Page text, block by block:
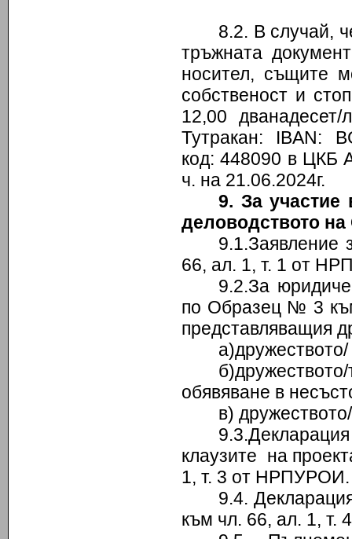
8.2. В случай,
тръжната
носител, същите
собственост и
12,00
Тутракан: IBAN:
код: 448090 в ЦКБ
ч. на 21.06.2024г.
9. За участие
деловодството
66, ал. 1, т. 1 от
9.2.За
по Образец № 3
представляващия
обявяване в
в)
клаузите на
1, т. 3 от НРПУРОИ.
9.4.
към чл. 66, ал. 1,